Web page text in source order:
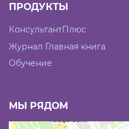
ПРОДУКТЫ
КонсультантПлюс
Журнал Главная книга
Обучение
МЫ РЯДОМ